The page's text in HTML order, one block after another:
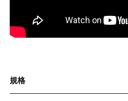
規格